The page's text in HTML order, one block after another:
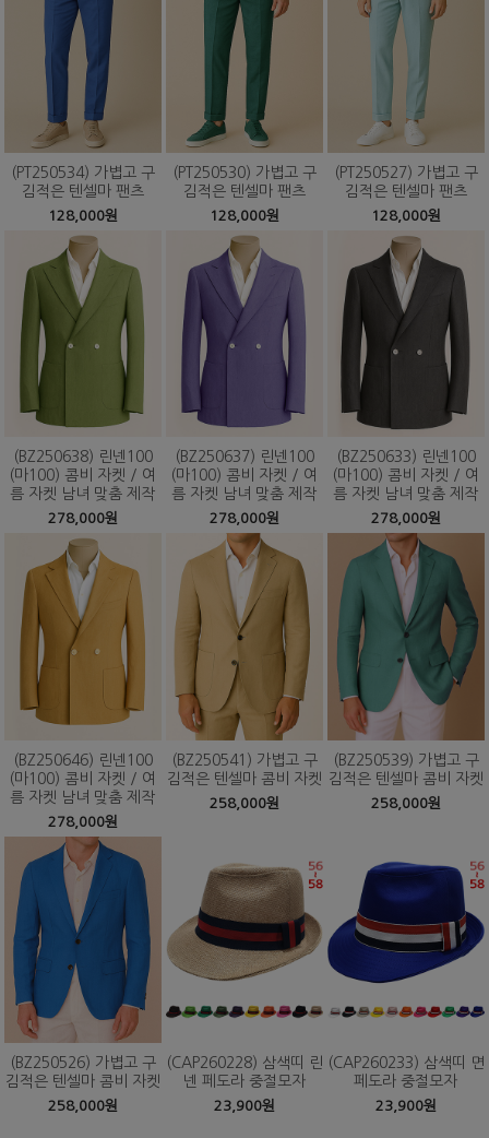
(PT250534) 가볍고 구
김적은 텐셀마 팬츠
128,000원
(PT250530) 가볍고 구
김적은 텐셀마 팬츠
128,000원
(PT250527) 가볍고 구
김적은 텐셀마 팬츠
128,000원
(BZ250638) 린넨100
(마100) 콤비 자켓 / 여
름 자켓 남녀 맞춤 제작
278,000원
(BZ250637) 린넨100
(마100) 콤비 자켓 / 여
름 자켓 남녀 맞춤 제작
278,000원
(BZ250633) 린넨100
(마100) 콤비 자켓 / 여
름 자켓 남녀 맞춤 제작
278,000원
(BZ250646) 린넨100
(마100) 콤비 자켓 / 여
름 자켓 남녀 맞춤 제작
278,000원
(BZ250541) 가볍고 구
김적은 텐셀마 콤비 자켓
258,000원
(BZ250539) 가볍고 구
김적은 텐셀마 콤비 자켓
258,000원
(BZ250526) 가볍고 구
김적은 텐셀마 콤비 자켓
258,000원
(CAP260228) 삼색띠 린
넨 페도라 중절모자
23,900원
(CAP260233) 삼색띠 면
페도라 중절모자
23,900원